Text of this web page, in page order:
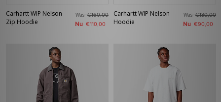
Carhartt WIP Nelson
Zip Hoodie
Was€160,00
Nu €110,00
Carhartt WIP Nelson
Hoodie
Was€130,00
Nu €90,00